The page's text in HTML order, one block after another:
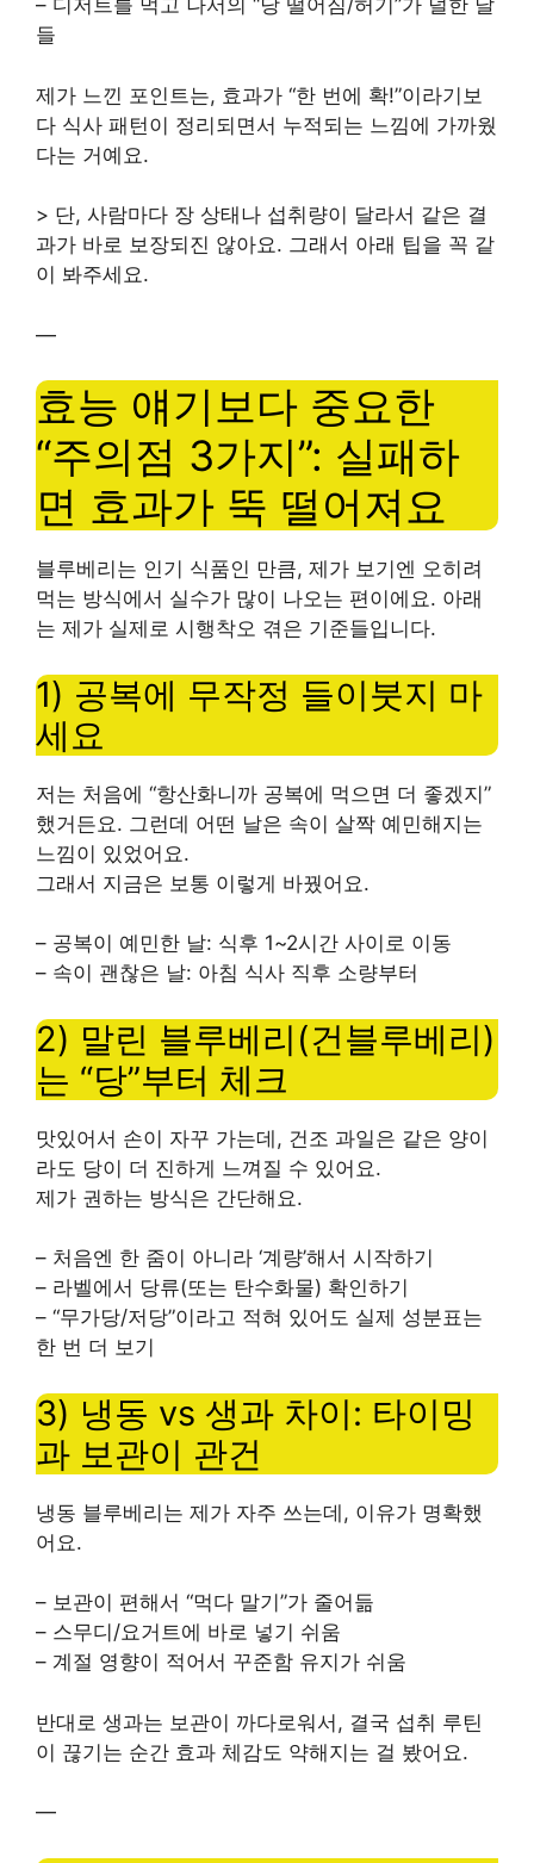
– 디저트를 먹고 나서의 “당 떨어짐/허기”가 덜한 날
들
제가 느낀 포인트는, 효과가 “한 번에 확!”이라기보
다 식사 패턴이 정리되면서 누적되는 느낌에 가까웠
다는 거예요.
> 단, 사람마다 장 상태나 섭취량이 달라서 같은 결
과가 바로 보장되진 않아요. 그래서 아래 팁을 꼭 같
이 봐주세요.
—
효능 얘기보다 중요한
“주의점 3가지”: 실패하
면 효과가 뚝 떨어져요
블루베리는 인기 식품인 만큼, 제가 보기엔 오히려
먹는 방식에서 실수가 많이 나오는 편이에요. 아래
는 제가 실제로 시행착오 겪은 기준들입니다.
1) 공복에 무작정 들이붓지 마
세요
저는 처음에 “항산화니까 공복에 먹으면 더 좋겠지”
했거든요. 그런데 어떤 날은 속이 살짝 예민해지는
느낌이 있었어요.
그래서 지금은 보통 이렇게 바꿨어요.
– 공복이 예민한 날: 식후 1~2시간 사이로 이동
– 속이 괜찮은 날: 아침 식사 직후 소량부터
2) 말린 블루베리(건블루베리)
는 “당”부터 체크
맛있어서 손이 자꾸 가는데, 건조 과일은 같은 양이
라도 당이 더 진하게 느껴질 수 있어요.
제가 권하는 방식은 간단해요.
– 처음엔 한 줌이 아니라 ‘계량’해서 시작하기
– 라벨에서 당류(또는 탄수화물) 확인하기
– “무가당/저당”이라고 적혀 있어도 실제 성분표는
한 번 더 보기
3) 냉동 vs 생과 차이: 타이밍
과 보관이 관건
냉동 블루베리는 제가 자주 쓰는데, 이유가 명확했
어요.
– 보관이 편해서 “먹다 말기”가 줄어듦
– 스무디/요거트에 바로 넣기 쉬움
– 계절 영향이 적어서 꾸준함 유지가 쉬움
반대로 생과는 보관이 까다로워서, 결국 섭취 루틴
이 끊기는 순간 효과 체감도 약해지는 걸 봤어요.
—